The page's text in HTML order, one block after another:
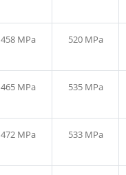
458 MPa 520 MPa
465 MPa 535 MPa
472 MPa 533 MPa